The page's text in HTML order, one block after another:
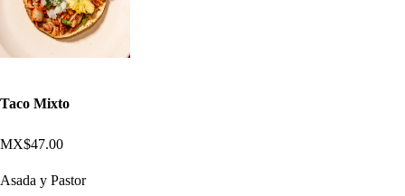
Taco Mixto
MX$47.00
Asada y Pastor